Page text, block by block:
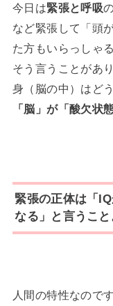
今日は緊張と呼吸
など緊張して「頭
た方もいらっしゃ
そう言うことがあ
身（脳の中）はど
「脳」が「酸欠状
緊張の正体は「
なる」と言うこと
人間の特性なので